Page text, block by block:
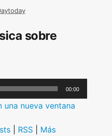
sobre
00:00
una nueva ventana
RSS Más